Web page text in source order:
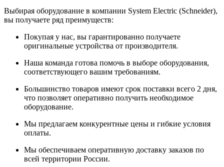
Выбирая оборудование в компании System Electric (Schneider),
вы получаете ряд преимуществ:
Покупая у нас, вы гарантированно получаете
оригинальные устройства от производителя.
Наша команда готова помочь в выборе оборудования,
соответствующего вашим требованиям.
Большинство товаров имеют срок поставки всего 2 дня,
что позволяет оперативно получить необходимое
оборудование.
Мы предлагаем конкурентные цены и гибкие условия
оплаты.
Мы обеспечиваем оперативную доставку заказов по
всей территории России.